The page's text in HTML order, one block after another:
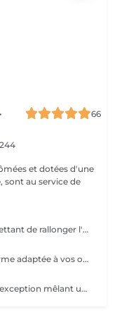
66
et dotées d'une
sont au service de
Technique de prothésie ongulaire permettant de rallonger l'ongle naturel sans utiliser de capsules. Cette technique est idéale pour des ongles courts ou rongés. Nous travaillons sur des extensions de longueurs naturelles (pas de pose L ou XL )
La manucure permet de donner une forme adaptée à vos ongles grâce au limage. Elle permet aussi de nettoyer et d'embellir vos ongles et vos cuticules pour un rendu net et soigné. Version humide avec trempage et/ou sèche avec les différents embouts adaptés selon besoins. La finition sera une base transparente suivi d'une application de crème hydratante et huile cuticule.
Laissez-vous envelopper par un rituel d'exception mêlant une manucure spa où soins raffinés et finitions impeccables subliment vos mains, et un massage des pieds réconfortant, pensé comme une véritable caresse de bien-être.